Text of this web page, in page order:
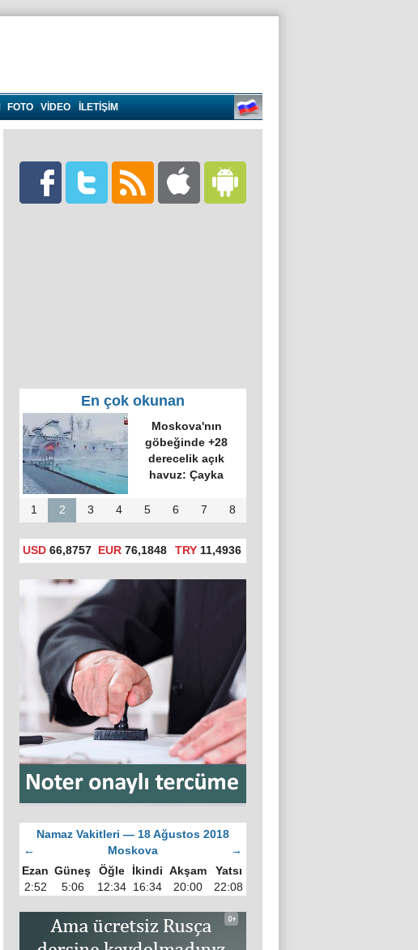
FOTO VIDEO İLETİŞİM
En çok okunan
Moskova'nın
göbeğinde +28
derecelik açık
havuz: Çayka
1 2 3 4 5 6 7 8
USD 66,8757 EUR 76,1848 TRY 11,4936
Namaz Vakitleri — 18 Ağustos 2018
←
Moskova
→
Ezan Güneş Öğle İkindi Akşam
Yatsı
2:52
5:06 12:34 16:34 20:00 22:08